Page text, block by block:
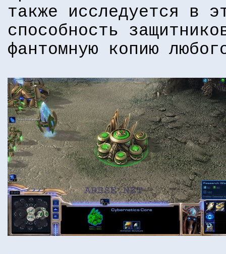
также исследуется в
способность
фантомную копию